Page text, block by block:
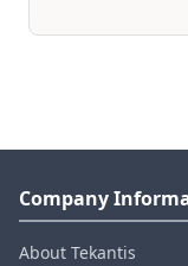
Company
About Tekantis